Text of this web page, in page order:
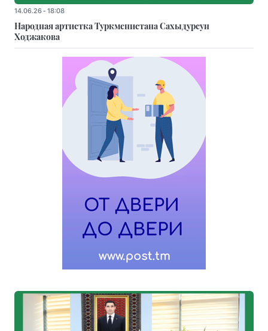
14.06.26 - 18:08
Народная артистка Туркменистана Сахыдурсун
Ходжакова